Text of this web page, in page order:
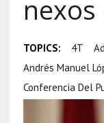
nexos
TOPICS: 4T
Andrés Manuel
Conferencia Del